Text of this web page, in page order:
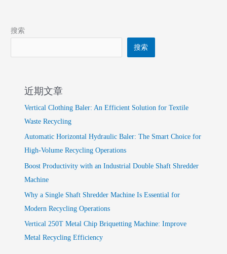
搜索
搜索
近期文章
Vertical Clothing Baler: An Efficient Solution for Textile
Waste Recycling
Automatic Horizontal Hydraulic Baler: The Smart Choice for
High-Volume Recycling Operations
Boost Productivity with an Industrial Double Shaft Shredder
Machine
Why a Single Shaft Shredder Machine Is Essential for
Modern Recycling Operations
Vertical 250T Metal Chip Briquetting Machine: Improve
Metal Recycling Efficiency